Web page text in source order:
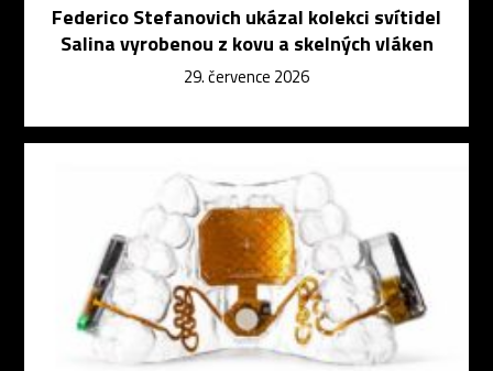
Federico Stefanovich ukázal kolekci svítidel
Salina vyrobenou z kovu a skelných vláken
29. července 2026